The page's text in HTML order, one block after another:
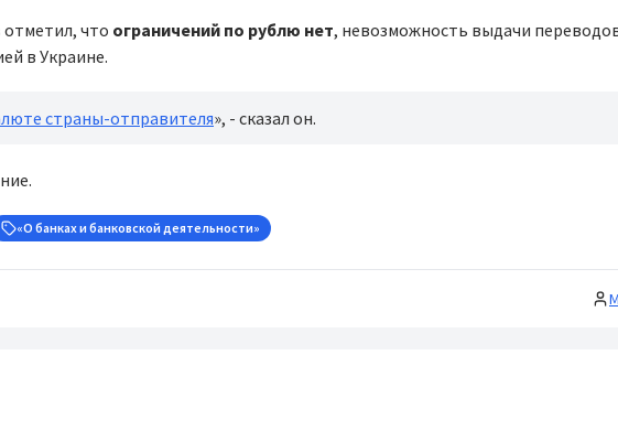
отметил, что ограничений по рублю нет, невозможность выдачи
в Украине.
страны-отправителя», - сказал он.
«О банках и банковской деятельности»